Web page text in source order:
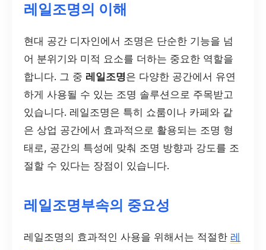
레일조명의 이해
현대 공간 디자인에서 조명은 단순한 기능을 넘
어 분위기와 미적 요소를 더하는 중요한 역할을
합니다. 그 중 레일조명은 다양한 공간에서 유연
하게 사용될 수 있는 조명 솔루션으로 주목받고
있습니다. 레일조명은 특히 쇼룸이나 카페와 같
은 상업 공간에서 효과적으로 활용되는 조명 형
태로, 공간의 특성에 맞춰 조명 방향과 강도를 조
절할 수 있다는 장점이 있습니다.
레일조명부속의 중요성
레일조명의 효과적인 사용을 위해서는 적절한 레